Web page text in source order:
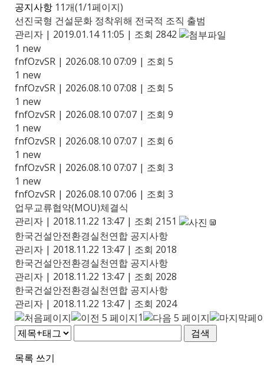
공지사항 11개(1/1페이지)
선진국형 건설문화 정착위해 전국적 조직 출범
관리자 | 2019.01.14 11:05 | 조회 2842
1 new
fnfOzvSR | 2026.08.10 07:09 | 조회 5
1 new
fnfOzvSR | 2026.08.10 07:08 | 조회 5
1 new
fnfOzvSR | 2026.08.10 07:07 | 조회 9
1 new
fnfOzvSR | 2026.08.10 07:07 | 조회 6
1 new
fnfOzvSR | 2026.08.10 07:07 | 조회 3
1 new
fnfOzvSR | 2026.08.10 07:06 | 조회 3
업무교류협약(MOU)체결식
관리자 | 2018.11.22 13:47 | 조회 2151
한국건설안전환경실천연합 공지사항
관리자 | 2018.11.22 13:47 | 조회 2018
한국건설안전환경실천연합 공지사항
관리자 | 2018.11.22 13:47 | 조회 2028
한국건설안전환경실천연합 공지사항
관리자 | 2018.11.22 13:47 | 조회 2024
1
목록 쓰기